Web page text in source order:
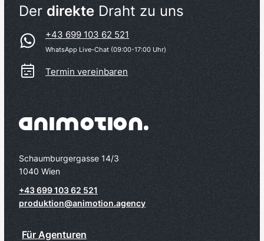
Der direkte Draht zu uns
+43 699 103 62 521
WhatsApp Live-Chat (09:00-17:00 Uhr)
Termin vereinbaren
Schaumburgergasse 14/3
1040 Wien
+43 699 103 62 521
produktion@animotion.agency
Für Agenturen